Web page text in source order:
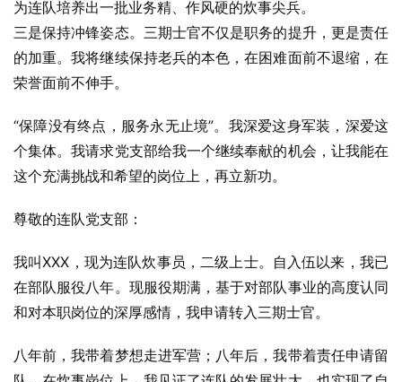
为连队培养出一批业务精、作风硬的炊事尖兵。
三是保持冲锋姿态。三期士官不仅是职务的提升，更是责任
的加重。我将继续保持老兵的本色，在困难面前不退缩，在
荣誉面前不伸手。
“保障没有终点，服务永无止境”。我深爱这身军装，深爱这
个集体。我请求党支部给我一个继续奉献的机会，让我能在
这个充满挑战和希望的岗位上，再立新功。
尊敬的连队党支部：
我叫XXX，现为连队炊事员，二级上士。自入伍以来，我已
在部队服役八年。现服役期满，基于对部队事业的高度认同
和对本职岗位的深厚感情，我申请转入三期士官。
八年前，我带着梦想走进军营；八年后，我带着责任申请留